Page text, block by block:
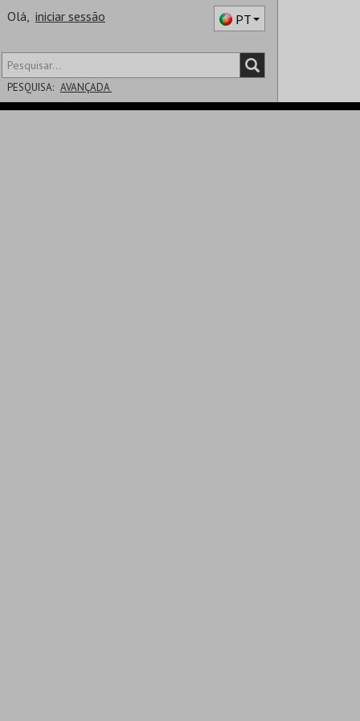
Olá, iniciar sessão PT
PESQUISA: AVANÇADA